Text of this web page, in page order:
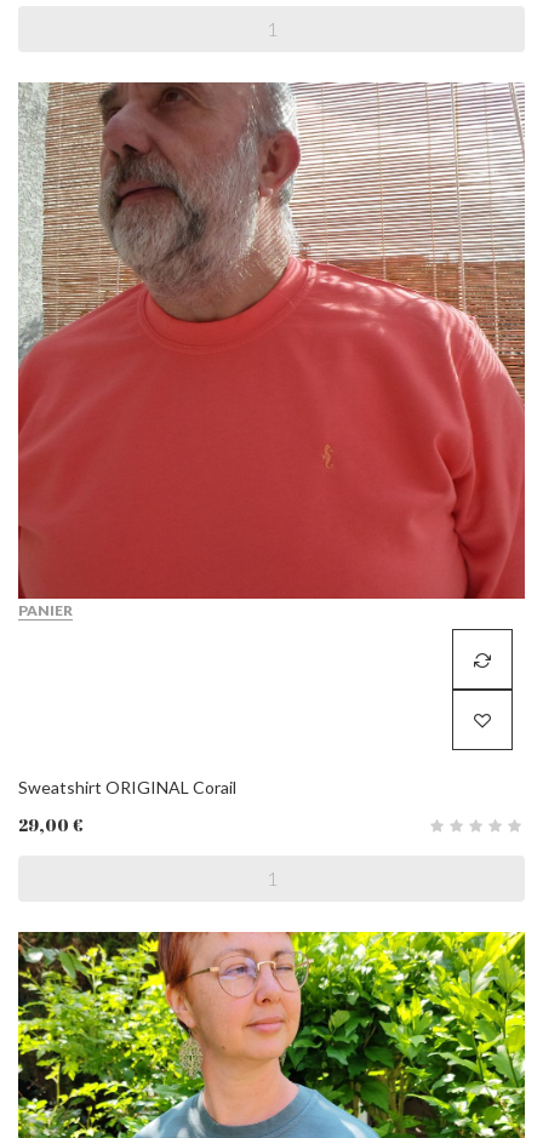
PANIER
Sweatshirt ORIGINAL Corail
29,00 €